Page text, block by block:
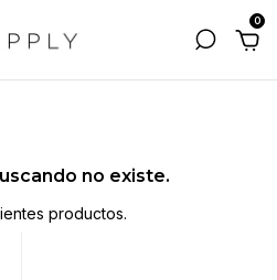
0
no existe.
productos.